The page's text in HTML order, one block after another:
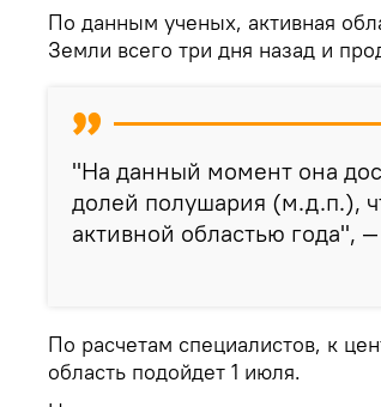
По данным ученых, активная
Земли всего три дня назад и
"На данный момент она
долей полушария (м.д.п.),
активной областью года",
По расчетам специалистов, к
область подойдет 1 июля.